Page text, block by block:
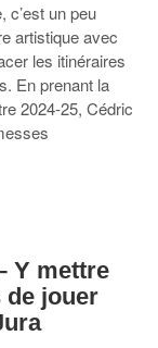
c’est un peu
artistique avec
les itinéraires
En prenant la
2024-25, Cédric
Y mettre
de jouer